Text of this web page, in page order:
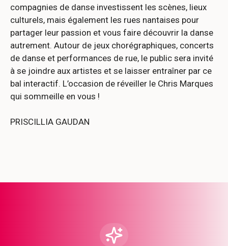
compagnies de danse investissent les scènes, lieux
culturels, mais également les rues nantaises pour
partager leur passion et vous faire découvrir la danse
autrement. Autour de jeux chorégraphiques, concerts
de danse et performances de rue, le public sera invité
à se joindre aux artistes et se laisser entraîner par ce
bal interactif. L’occasion de réveiller le Chris Marques
qui sommeille en vous !
PRISCILLIA GAUDAN